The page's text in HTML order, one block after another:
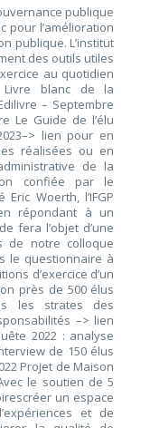
publique
pour l’amélioration
publique. L’institut
des outils utiles
au quotidien
blanc de la
– Septembre
Le Guide de l’élu
lien pour en
réalisées ou en
de la
confiée par le
Woerth, l’IFGP
répondant à un
fera l’objet d’une
de notre colloque
le questionnaire à
d’exercice d’un
près de 500 élus
les strates des
–> lien
2022 : analyse
de 150 élus
Projet de Maison
le soutien de 5
un espace
et de